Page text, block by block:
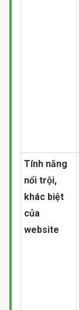
Tính năng
nổi trội,
khác biệt
của
website